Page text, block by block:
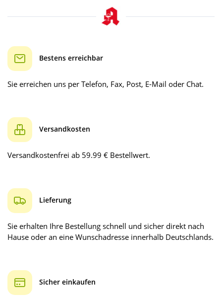
Bestens erreichbar
Sie erreichen uns per Telefon, Fax, Post, E-Mail oder Chat.
Versandkosten
Versandkostenfrei ab 59.99 € Bestellwert.
Lieferung
Sie erhalten Ihre Bestellung schnell und sicher direkt nach
Hause oder an eine Wunschadresse innerhalb Deutschlands.
Sicher einkaufen